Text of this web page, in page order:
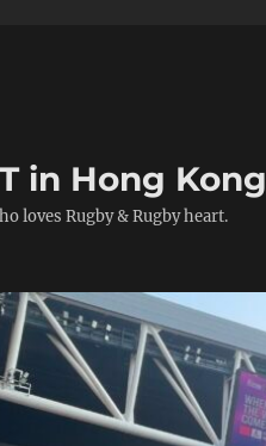
in Hong Kong
loves Rugby & Rugby heart.